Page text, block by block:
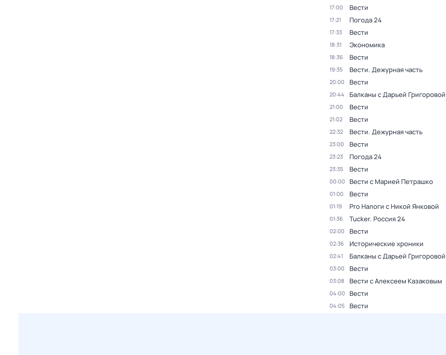
17:00 Вести
17:21 Погода 24
17:33 Вести
18:31 Экономика
18:36 Вести
19:35 Вести. Дежурная часть
20:00 Вести
20:44 Балканы с Дарьей Григоровой
21:00 Вести
21:02 Вести
22:32 Вести. Дежурная часть
23:00 Вести
23:23 Погода 24
23:35 Вести
00:00 Вести с Марией Петрашко
01:00 Вести
01:19 Pro Налоги с Никой Янковой
01:36 Tucker. Россия 24
02:00 Вести
02:36 Исторические хроники
02:41 Балканы с Дарьей Григоровой
03:00 Вести
03:08 Вести с Алексеем Казаковым
04:00 Вести
04:05 Вести